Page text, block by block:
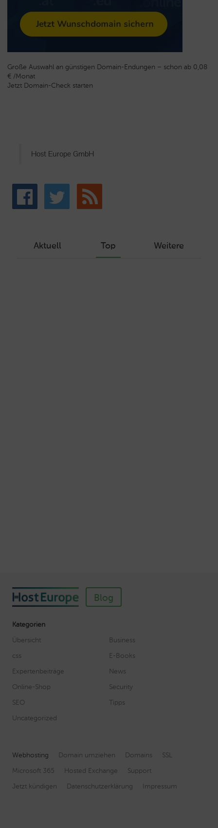
Große Auswahl an günstigen Domain-Endungen – schon ab 0,08
€ /Monat
Jetzt Domain-Check starten
Host Europe GmbH
Aktuell Top Weitere
Blog
Kategorien
Übersicht
Business
css
E-Books
Expertenbeiträge
News
Online-Shop
Security
SEO
Tipps
Uncategorized
Webhosting Domain umziehen Domains
SSL
Microsoft 365
Hosted Exchange
Support
Jetzt kündigen
Datenschutzerklärung Impressum